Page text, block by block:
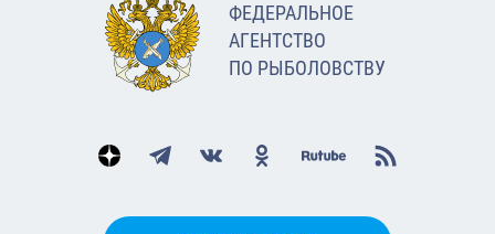
ФЕДЕРАЛЬНОЕ
АГЕНТСТВО
ПО РЫБОЛОВСТВУ